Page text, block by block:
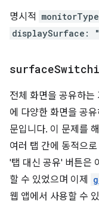
명시적
displaySurface:
surface
전체 화면을 공유하는
에 다양한 화면을 공
문입니다. 이 문제를
여러 탭 간에 동적으
'탭 대신 공유' 버튼은
할 수 있었으며 이제
웹 앱에서 사용할 수